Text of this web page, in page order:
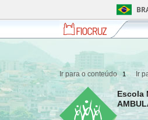
Fiocruz
Fale
com
Ir para o conteúdo 1 Ir
Escola